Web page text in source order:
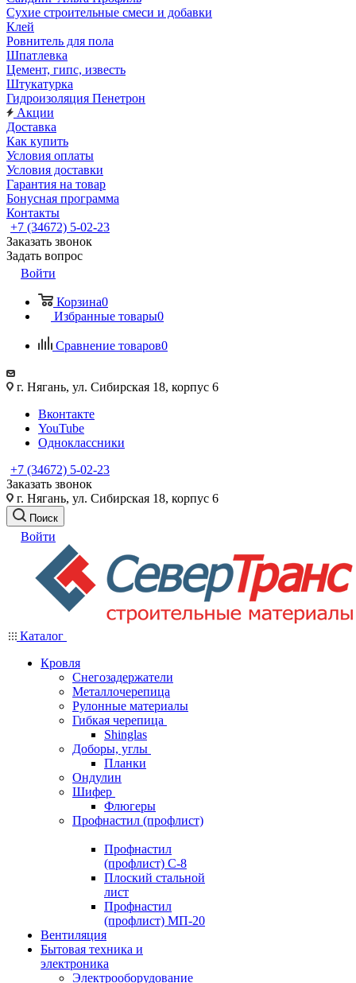
Сухие строительные смеси и добавки
Клей
Ровнитель для пола
Шпатлевка
Цемент, гипс, известь
Штукатурка
Гидроизоляция Пенетрон
Акции
Доставка
Как купить
Условия оплаты
Условия доставки
Гарантия на товар
Бонусная программа
Контакты
+7 (34672) 5-02-23
Заказать звонок
Задать вопрос
Войти
Корзина0
Избранные товары0
Сравнение товаров0
г. Нягань, ул. Сибирская 18, корпус 6
Вконтакте
YouTube
Одноклассники
+7 (34672) 5-02-23
Заказать звонок
г. Нягань, ул. Сибирская 18, корпус 6
Поиск
Войти
Каталог
Кровля
Снегозадержатели
Металлочерепица
Рулонные материалы
Гибкая черепица
Shinglas
Доборы, углы
Планки
Ондулин
Шифер
Флюгеры
Профнастил (профлист)
Профнастил
(профлист) С-8
Плоский стальной
лист
Профнастил
(профлист) МП-20
Вентиляция
Бытовая техника и
электроника
Электрооборудование